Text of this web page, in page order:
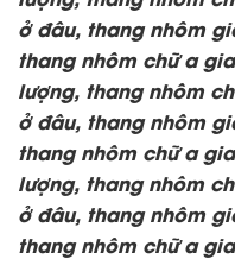
ở đâu, thang nhôm
thang nhôm chữ a
lượng, thang nhôm
ở đâu, thang nhôm
thang nhôm chữ a
lượng, thang nhôm
ở đâu, thang nhôm
thang nhôm chữ a